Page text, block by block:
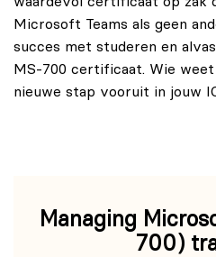
Microsoft Teams als geen
succes met studeren en
MS-700 certificaat. Wie
nieuwe stap vooruit in jouw
Managing
700)